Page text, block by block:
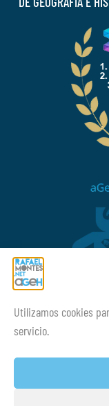
Utilizamos cookies
servicio.